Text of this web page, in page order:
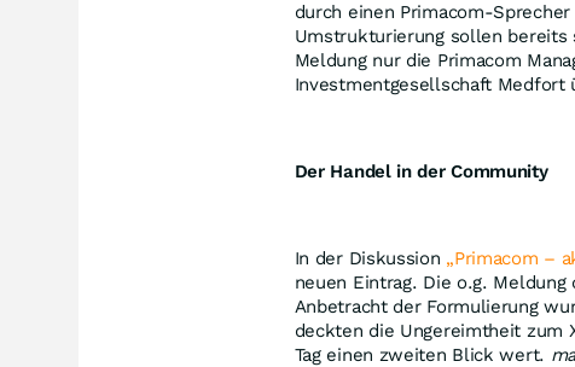
durch einen Primacom-
Umstrukturierung sollen
Meldung nur die Primacom
Investmentgesellschaft Medfort
Der Handel in der Community
In der Diskussion „Primacom –
neuen Eintrag. Die o.g.
Anbetracht der Formulierung
deckten die Ungereimtheit zum
Tag einen zweiten Blick wert.